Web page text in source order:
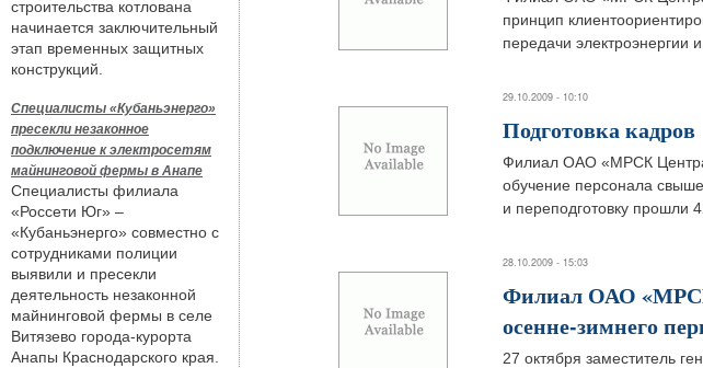
строительства котлована
начинается заключительный
этап временных защитных
конструкций.
Специалисты «Кубаньэнерго»
пресекли незаконное
подключение к электросетям
майнинговой фермы в Анапе
Специалисты филиала
«Россети Юг» –
«Кубаньэнерго» совместно с
сотрудниками полиции
выявили и пресекли
деятельность незаконной
майнинговой фермы в селе
Витязево города-курорта
Анапы Краснодарского края.
принцип
передачи электроэнергии
29.10.2009 - 10:10
Подготовка кадров
Филиал ОАО «МРСК
обучение персонала
и переподготовку прошли
28.10.2009 - 15:03
Филиал ОАО «МРСК
осенне-зимнего
27 октября заместитель